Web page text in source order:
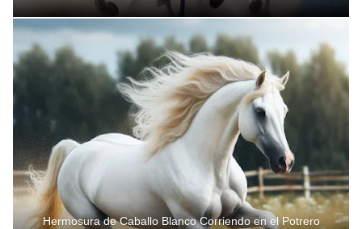
Hermosura de Caballo Blanco Corriendo en el Potrero